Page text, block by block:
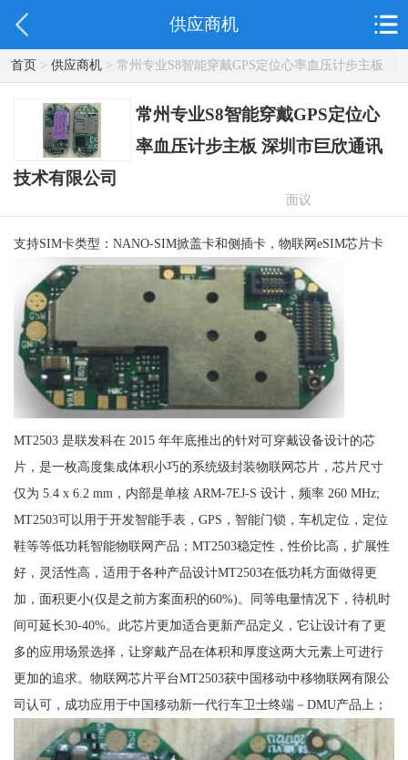
供应商机
首页> 供应商机> 常州专业S8智能穿戴GPS定位心率血压计步主板
深圳市巨欣通讯技术有限公司
常州专业S8智能穿戴GPS定位心
率血压计步主板 深圳市巨欣通讯
技术有限公司
面议
支持SIM卡类型：NANO-SIM掀盖卡和侧插卡，物联网eSIM芯片卡
MT2503 是联发科在 2015 年年底推出的针对可穿戴设备设计的芯
片，是一枚高度集成体积小巧的系统级封装物联网芯片，芯片尺寸
仅为 5.4 x 6.2 mm，内部是单核 ARM-7EJ-S 设计，频率 260 MHz;
MT2503可以用于开发智能手表，GPS，智能门锁，车机定位，定位
鞋等等低功耗智能物联网产品；MT2503稳定性，性价比高，扩展性
好，灵活性高，适用于各种产品设计MT2503在低功耗方面做得更
加，面积更小(仅是之前方案面积的60%)。同等电量情况下，待机时
间可延长30-40%。此芯片更加适合更新产品定义，它让设计有了更
多的应用场景选择，让穿戴产品在体积和厚度这两大元素上可进行
更加的追求。物联网芯片平台MT2503获中国移动中移物联网有限公
司认可，成功应用于中国移动新一代行车卫士终端－DMU产品上；